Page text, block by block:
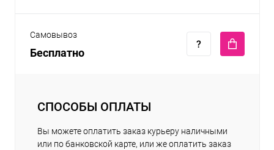
Самовывоз
Бесплатно
СПОСОБЫ ОПЛАТЫ
Вы можете оплатить заказ курьеру наличными
или по банковской карте, или же оплатить заказ